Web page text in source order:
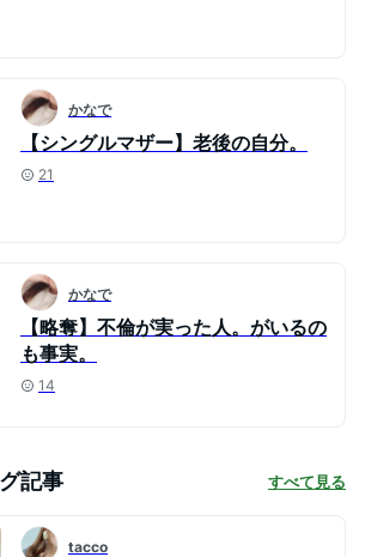
かなで
【シングルマザー】老後の自分。
21
かなで
【略奪】不倫が実った人。がいるの
も事実。
14
記事 すべて見る
tacco